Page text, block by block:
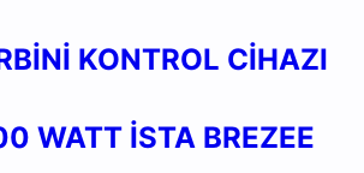
KONTROL CİHAZI
WATT İSTA BREZEE